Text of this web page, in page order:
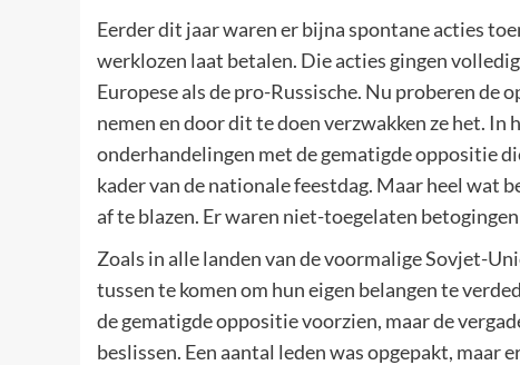
Eerder dit jaar waren er bijna spontane acties
werklozen laat betalen. Die acties gingen
Europese als de pro-Russische. Nu proberen
nemen en door dit te doen verzwakken ze het.
onderhandelingen met de gematigde oppositie
kader van de nationale feestdag. Maar heel wat
af te blazen. Er waren niet-toegelaten
Zoals in alle landen van de voormalige Sovjet-
tussen te komen om hun eigen belangen te
de gematigde oppositie voorzien, maar de
beslissen. Een aantal leden was opgepakt, maar